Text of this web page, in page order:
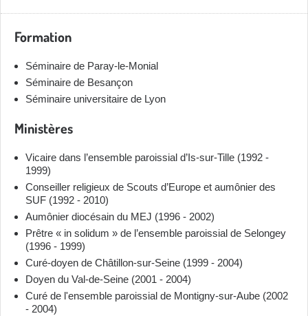
Formation
Séminaire de Paray-le-Monial
Séminaire de Besançon
Séminaire universitaire de Lyon
Ministères
Vicaire dans l’ensemble paroissial d’Is-sur-Tille (1992 -
1999)
Conseiller religieux de Scouts d’Europe et aumônier des
SUF (1992 - 2010)
Aumônier diocésain du MEJ (1996 - 2002)
Prêtre « in solidum » de l’ensemble paroissial de Selongey
(1996 - 1999)
Curé-doyen de Châtillon-sur-Seine (1999 - 2004)
Doyen du Val-de-Seine (2001 - 2004)
Curé de l'ensemble paroissial de Montigny-sur-Aube (2002
- 2004)